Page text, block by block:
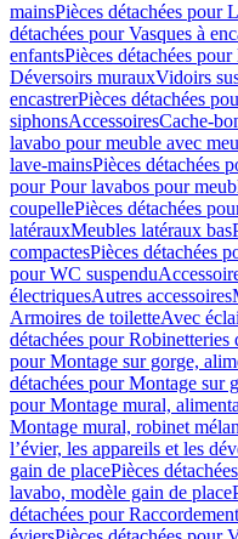
mainsPièces détachées pour
détachées pour Vasques à
enfantsPièces détachées
Déversoirs murauxVidoirs
encastrerPièces détachées
siphonsAccessoiresCache-
lavabo pour meuble avec
lave-mainsPièces détachées
pour Pour lavabos pour
coupellePièces détachées
latérauxMeubles latéraux bas
compactesPièces détachées
pour WC suspendu
électriquesAutres accessoires
Armoires de toiletteAvec
détachées pour Robinetteries
pour Montage sur gorge,
détachées pour Montage sur
pour Montage mural,
Montage mural, robinet
l’évier, les appareils et les
gain de placePièces
lavabo, modèle gain de place
détachées pour